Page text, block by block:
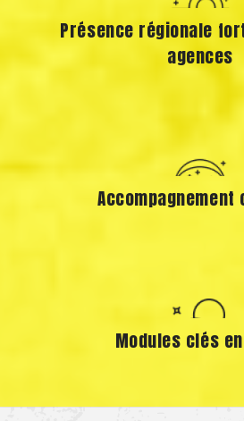
Présence régionale
agences
Accompagnement
Modules clés